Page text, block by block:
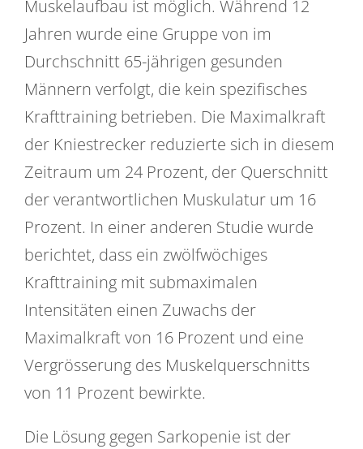
Muskelaufbau ist möglich. Während 12
Jahren wurde eine Gruppe von im
Durchschnitt 65-jährigen gesunden
Männern verfolgt, die kein spezifisches
Krafttraining betrieben. Die Maximalkraft
der Kniestrecker reduzierte sich in diesem
Zeitraum um 24 Prozent, der Querschnitt
der verantwortlichen Muskulatur um 16
Prozent. In einer anderen Studie wurde
berichtet, dass ein zwölfwöchiges
Krafttraining mit submaximalen
Intensitäten einen Zuwachs der
Maximalkraft von 16 Prozent und eine
Vergrösserung des Muskelquerschnitts
von 11 Prozent bewirkte.
Die Lösung gegen Sarkopenie ist der